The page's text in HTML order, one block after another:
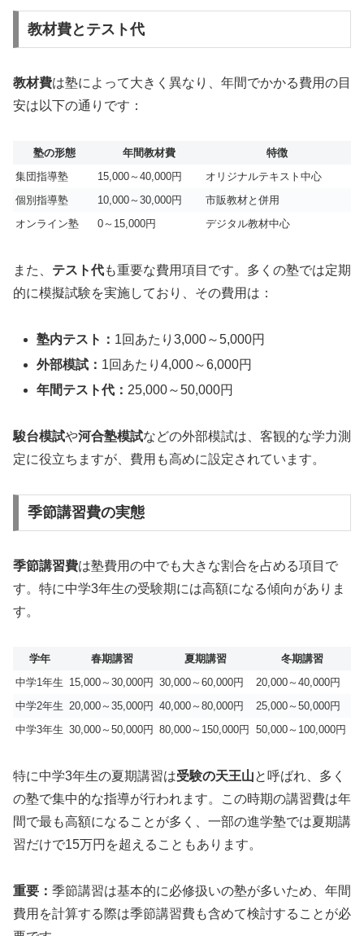
教材費とテスト代
教材費は塾によって大きく異なり、年間でかかる費用の目
安は以下の通りです：
塾の形態 年間教材費
特徴
集団指導塾
15,000～40,000円
オリジナルテキスト中心
個別指導塾
10,000～30,000円
市販教材と併用
オンライン塾
0～15,000円 デジタル教材中心
また、 テスト代も重要な費用項目です。多くの塾では定期
的に模擬試験を実施しており、その費用は：
塾内テスト： 1回あたり3,000～5,000円
外部模試： 1回あたり4,000～6,000円
年間テスト代： 25,000～50,000円
駿台模試や河合塾模試などの外部模試は、客観的な学力測
定に役立ちますが、費用も高めに設定されています。
季節講習費の実態
季節講習費は塾費用の中でも大きな割合を占める項目で
す。特に中学3年生の受験期には高額になる傾向がありま
す。
学年 春期講習 夏期講習
冬期講習
中学1年生 15,000～30,000円 30,000～60,000円
20,000～40,000円
中学2年生 20,000～35,000円 40,000～80,000円
25,000～50,000円
中学3年生 30,000～50,000円 80,000～150,000円 50,000～100,000円
特に中学3年生の夏期講習は受験の天王山と呼ばれ、多く
の塾で集中的な指導が行われます。この時期の講習費は年
間で最も高額になることが多く、一部の進学塾では夏期講
習だけで15万円を超えることもあります。
重要： 季節講習は基本的に必修扱いの塾が多いため、年間
費用を計算する際は季節講習費も含めて検討することが必